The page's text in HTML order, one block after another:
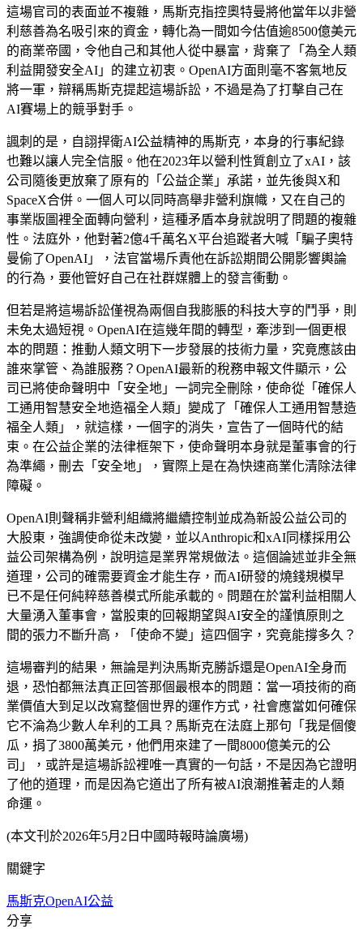
這場官司的表面並不複雜，馬斯克指控奧特曼將他當年以非營
利慈善為名吸引來的資金，轉化為一間如今估值逾8500億美元
的商業帝國，令他自己和其他人從中暴富，背棄了「為全人類
利益開發安全AI」的建立初衷。OpenAI方面則毫不客氣地反
將一軍，辯稱馬斯克提起這場訴訟，不過是為了打擊自己在
AI賽場上的競爭對手。
諷刺的是，自詡捍衛AI公益精神的馬斯克，本身的行事紀錄
也難以讓人完全信服。他在2023年以營利性質創立了xAI，該
公司隨後更放棄了原有的「公益企業」承諾，並先後與X和
SpaceX合併。一個人可以同時高舉非營利旗幟，又在自己的
事業版圖裡全面轉向營利，這種矛盾本身就說明了問題的複雜
性。法庭外，他對著2億4千萬名X平台追蹤者大喊「騙子奧特
曼偷了OpenAI」，法官當場斥責他在訴訟期間公開影響輿論
的行為，要他管好自己在社群媒體上的發言衝動。
但若是將這場訴訟僅視為兩個自我膨脹的科技大亨的鬥爭，則
未免太過短視。OpenAI在這幾年間的轉型，牽涉到一個更根
本的問題：推動人類文明下一步發展的技術力量，究竟應該由
誰來掌管、為誰服務？OpenAI最新的稅務申報文件顯示，公
司已將使命聲明中「安全地」一詞完全刪除，使命從「確保人
工通用智慧安全地造福全人類」變成了「確保人工通用智慧造
福全人類」，就這樣，一個字的消失，宣告了一個時代的結
束。在公益企業的法律框架下，使命聲明本身就是董事會的行
為準繩，刪去「安全地」，實際上是在為快速商業化清除法律
障礙。
OpenAI則聲稱非營利組織將繼續控制並成為新設公益公司的
大股東，強調使命從未改變，並以Anthropic和xAI同樣採用公
益公司架構為例，說明這是業界常規做法。這個論述並非全無
道理，公司的確需要資金才能生存，而AI研發的燒錢規模早
已不是任何純粹慈善模式所能承載的。問題在於當利益相關人
大量湧入董事會，當股東的回報期望與AI安全的謹慎原則之
間的張力不斷升高，「使命不變」這四個字，究竟能撐多久？
這場審判的結果，無論是判決馬斯克勝訴還是OpenAI全身而
退，恐怕都無法真正回答那個最根本的問題：當一項技術的商
業價值大到足以改寫整個世界的運作方式，社會應當如何確保
它不淪為少數人牟利的工具？馬斯克在法庭上那句「我是個傻
瓜，捐了3800萬美元，他們用來建了一間8000億美元的公
司」，或許是這場訴訟裡唯一真實的一句話，不是因為它證明
了他的道理，而是因為它道出了所有被AI浪潮推著走的人類
命運。
(本文刊於2026年5月2日中國時報時論廣場)
關鍵字
馬斯克OpenAI公益
分享